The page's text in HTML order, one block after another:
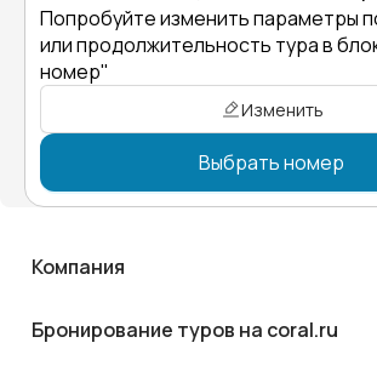
Попробуйте изменить параметры
или продолжительность тура в
номер"
Изменить
Выбрать номер
Компания
Бронирование туров на coral.ru